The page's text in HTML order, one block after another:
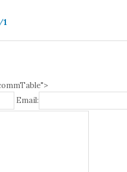
/1
Email: